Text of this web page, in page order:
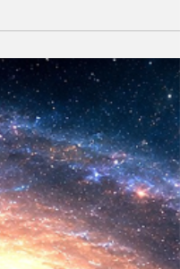
de Dios, los humanos
crear la primera unidad
en laboratorio abre
que desafía nuestras
¿Podemos crear
de la inteligencia humana
la vida. Hoy
una posibilidad todavía